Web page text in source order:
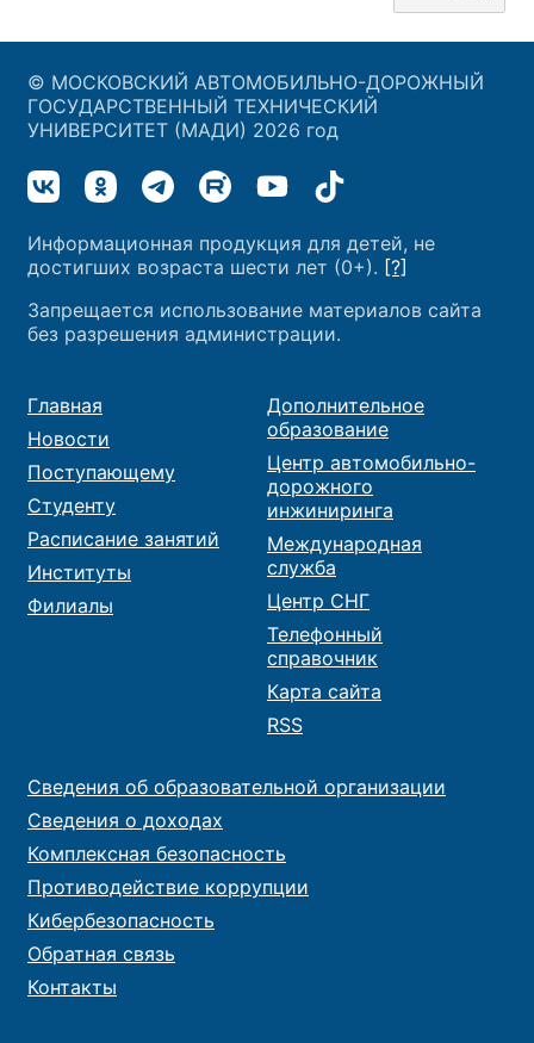
© МОСКОВСКИЙ АВТОМОБИЛЬНО-ДОРОЖНЫЙ
ГОСУДАРСТВЕННЫЙ ТЕХНИЧЕСКИЙ
УНИВЕРСИТЕТ (МАДИ) 2026 год
Информационная продукция для детей, не
достигших возраста шести лет (0+). [?]
Запрещается использование материалов сайта
без разрешения администрации.
Главная
Новости
Поступающему
Студенту
Расписание занятий
Институты
Филиалы
Дополнительное
образование
Центр автомобильно-
дорожного
инжиниринга
Международная
служба
Центр СНГ
Телефонный
справочник
Карта сайта
RSS
Сведения об образовательной организации
Сведения о доходах
Комплексная безопасность
Противодействие коррупции
Кибербезопасность
Обратная связь
Контакты